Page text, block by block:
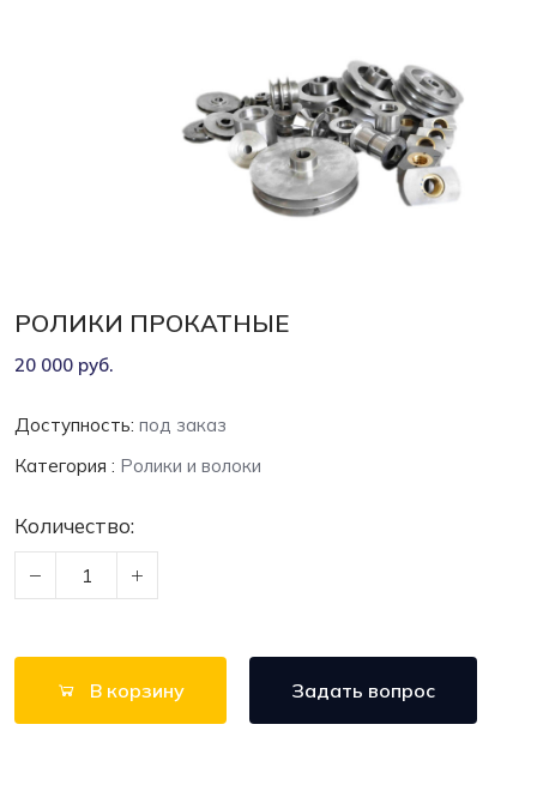
РОЛИКИ ПРОКАТНЫЕ
20 000 руб.
Доступность: под заказ
Категория : Ролики и волоки
Количество:
В корзину Задать вопрос